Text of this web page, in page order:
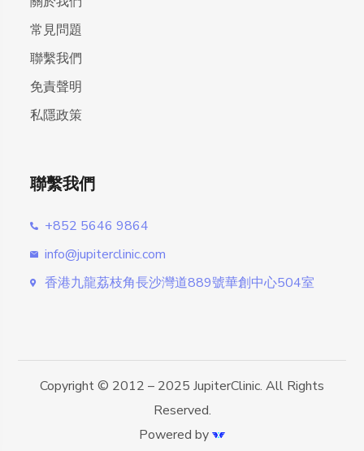
常見問題
聯繫我們
免責聲明
私隱政策
聯繫我們
+852 5646 9864
info@jupiterclinic.com
香港九龍荔枝角長沙灣道889號華創中心504室
Copyright © 2012 – 2025 JupiterClinic. All Rights
Reserved.
Powered by